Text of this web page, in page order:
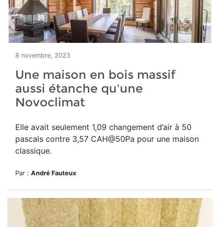
8 novembre, 2023
Une maison en bois massif
aussi étanche qu'une
Novoclimat
Elle avait seulement 1,09 changement d’air à 50
pascals contre 3,57 CAH@50Pa pour une maison
classique.
Par : André Fauteux